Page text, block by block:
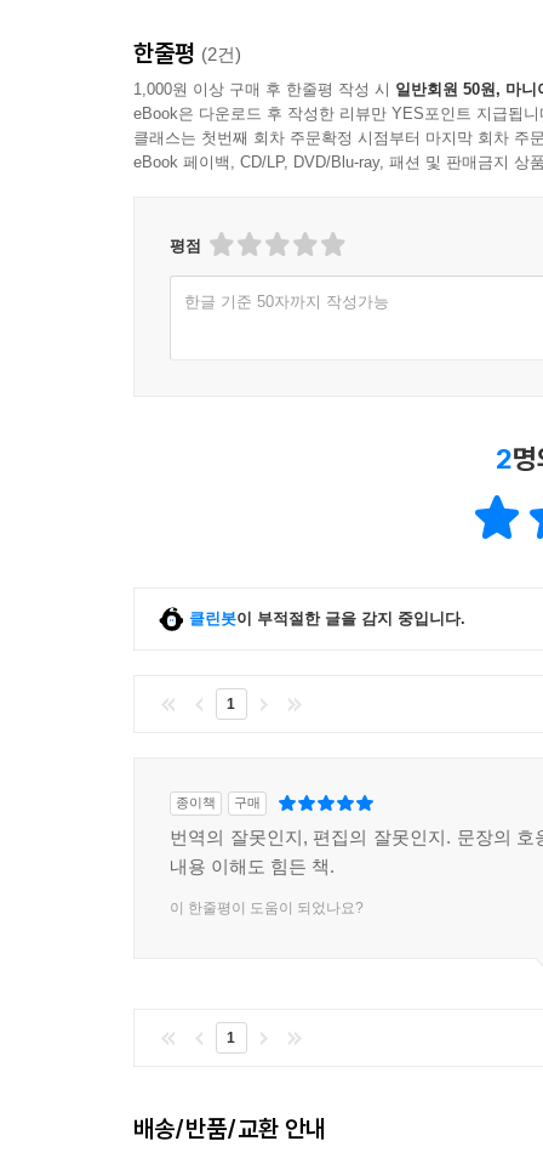
아니라 자기 자신의 내면에 있다는 에머슨의 이야
이 책에는 1841년 발표한 『에세이 제1집
『에세이 제2집(Essays: Second Series)』, 1860
인도하는 안내서가 될 것이다. -편집자
한줄평 (2건)
1,000원 이상 구매 후 한줄평 작성 시 일반회원 50원, 마니
eBook은 다운로드 후 작성한 리뷰만 YES포인트 지급됩니
클래스는 첫번째 회차 주문확정 시점부터 마지막 회차 주
eBook 페이백, CD/LP, DVD/Blu-ray, 패션 및 판매금지 상
평점
한글 기준 50자까지 작성가능
2
클린봇이 부적절한 글을 감지 중입니다.
1
종이책 구매
번역의 잘못인지, 편집의 잘못인지. 문장의 호
내용 이해도 힘든 책.
이 한줄평이 도움이 되었나요?
1
배송/반품/교환 안내